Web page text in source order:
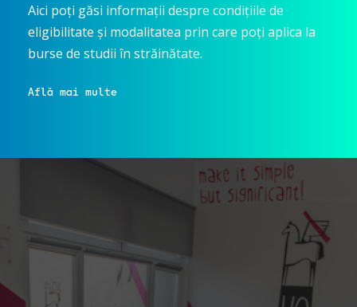
Aici poți găsi informații despre condițiile de
eligibilitate și modalitatea prin care poți aplica la
burse de studii în străinătate.
Află mai multe